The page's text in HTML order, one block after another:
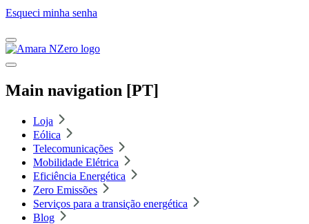
Esqueci minha senha
Main navigation [PT]
Loja
Eólica
Telecomunicações
Mobilidade Elétrica
Eficiência Energética
Zero Emissões
Serviços para a transição energética
Blog